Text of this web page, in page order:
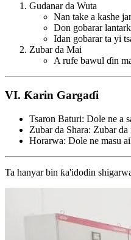
Gudanar da Wuta
Nan take a kashe
Don gobarar
Idan gobarar ta yi
Zubar da Mai
A rufe bawul ɗin
VI. Ƙarin Gargaɗi
Tsaron Baturi: Dole ne a
Zubar da Shara: Zubar
Horarwa: Dole ne masu
Ta hanyar bin ƙa'idodin